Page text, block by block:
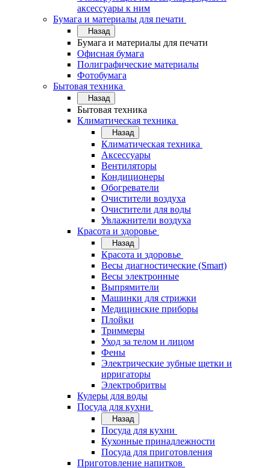
аксессуары к ним
Бумага и материалы для печати
Назад
Бумага и материалы для печати
Офисная бумага
Полиграфические материалы
Фотобумага
Бытовая техника
Назад
Бытовая техника
Климатическая техника
Назад
Климатическая техника
Аксессуары
Вентиляторы
Кондиционеры
Обогреватели
Очистители воздуха
Очистители для воды
Увлажнители воздуха
Красота и здоровье
Назад
Красота и здоровье
Весы диагностические (Smart)
Весы электронные
Выпрямители
Машинки для стрижки
Медицинские приборы
Плойки
Триммеры
Уход за телом и лицом
Фены
Электрические зубные щетки и
ирригаторы
Электробритвы
Кулеры для воды
Посуда для кухни
Назад
Посуда для кухни
Кухонные принадлежности
Посуда для приготовления
Приготовление напитков